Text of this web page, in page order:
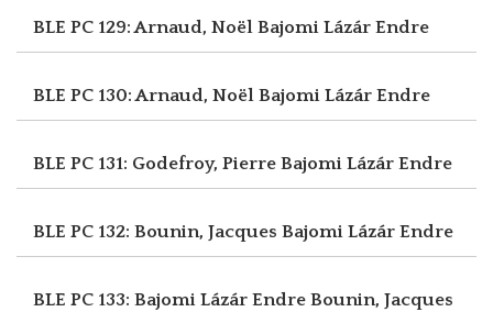
BLE PC 129: Arnaud, Noël Bajomi Lázár Endre
BLE PC 130: Arnaud, Noël Bajomi Lázár Endre
BLE PC 131: Godefroy, Pierre Bajomi Lázár Endre
BLE PC 132: Bounin, Jacques Bajomi Lázár Endre
BLE PC 133: Bajomi Lázár Endre Bounin, Jacques